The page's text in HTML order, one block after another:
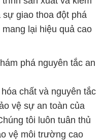
giao thoa đột phá
lại hiệu quả cao
phá nguyên tắc an
chất và nguyên tắc
vệ sự an toàn của
tôi luôn tuân thủ
vệ môi trường cao